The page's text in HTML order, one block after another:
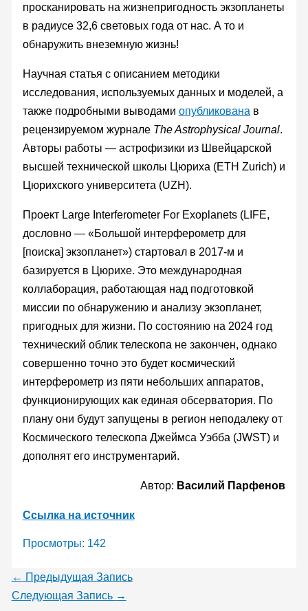
просканировать на жизнепригодность экзопланеты
в радиусе 32,6 световых года от нас. А то и
обнаружить внеземную жизнь!
Научная статья с описанием методики
исследования, используемых данных и моделей, а
также подробными выводами опубликована в
рецензируемом журнале The Astrophysical Journal.
Авторы работы — астрофизики из Швейцарской
высшей технической школы Цюриха (ETH Zurich) и
Цюрихского университета (UZH).
Проект Large Interferometer For Exoplanets (LIFE,
дословно — «Большой интерферометр для
[поиска] экзопланет») стартовал в 2017-м и
базируется в Цюрихе. Это международная
коллаборация, работающая над подготовкой
миссии по обнаружению и анализу экзопланет,
пригодных для жизни. По состоянию на 2024 год
технический облик телескопа не закончен, однако
совершенно точно это будет космический
интерферометр из пяти небольших аппаратов,
функционирующих как единая обсерватория. По
плану они будут запущены в регион неподалеку от
Космического телескопа Джеймса Уэбба (JWST) и
дополнят его инструментарий.
Автор: Василий Парфенов
Ссылка на источник
Просмотры: 142
← Предыдущая Запись
Следующая Запись →